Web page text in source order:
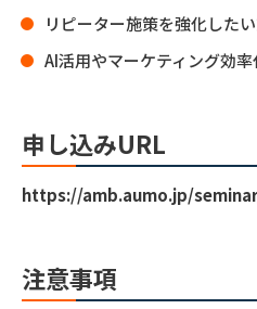
リピーター施策を強化した
AI活用やマーケティング効
申し込みURL
https://amb.aumo.jp/
注意事項